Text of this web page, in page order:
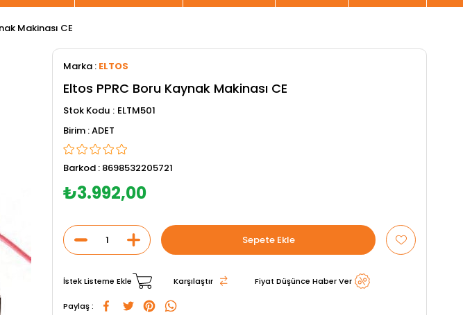
Makinası CE
Marka : ELTOS
Eltos PPRC Boru Kaynak Makinası CE
Stok Kodu
ELTM501
ADET
Barkod : 8698532205721
₺3.992,00
İstek Listeme Ekle Karşılaştır Fiyat Düşünce Haber Ver
Paylaş :